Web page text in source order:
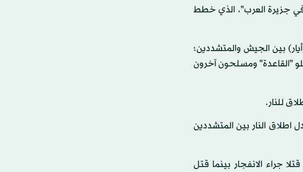
جزيرة العرب"، الذي خطط
بين الجيش والمتشددين؛
"القاعدة" ومسلحون آخرون
للنار.
اطلاق النار بين المتشددين
جراء الانفجار بينما قتل